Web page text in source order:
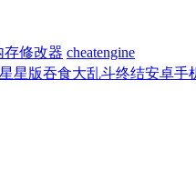
存修改器 cheatengine
星版吞食大乱斗终结安卓手